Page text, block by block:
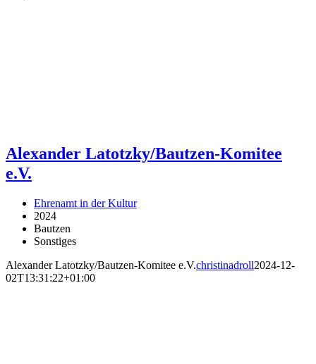
Alexander Latotzky/Bautzen-Komitee
e.V.
Ehrenamt in der Kultur
2024
Bautzen
Sonstiges
Alexander Latotzky/Bautzen-Komitee e.V.christinadroll2024-12-
02T13:31:22+01:00